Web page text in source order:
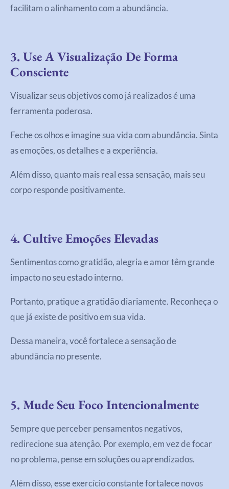
facilitam o alinhamento com a abundância.
3. Use A Visualização De Forma
Consciente
Visualizar seus objetivos como já realizados é uma
ferramenta poderosa.
Feche os olhos e imagine sua vida com abundância. Sinta
as emoções, os detalhes e a experiência.
Além disso, quanto mais real essa sensação, mais seu
corpo responde positivamente.
4. Cultive Emoções Elevadas
Sentimentos como gratidão, alegria e amor têm grande
impacto no seu estado interno.
Portanto, pratique a gratidão diariamente. Reconheça o
que já existe de positivo em sua vida.
Dessa maneira, você fortalece a sensação de
abundância no presente.
5. Mude Seu Foco Intencionalmente
Sempre que perceber pensamentos negativos,
redirecione sua atenção. Por exemplo, em vez de focar
no problema, pense em soluções ou aprendizados.
Além disso, esse exercício constante fortalece novos